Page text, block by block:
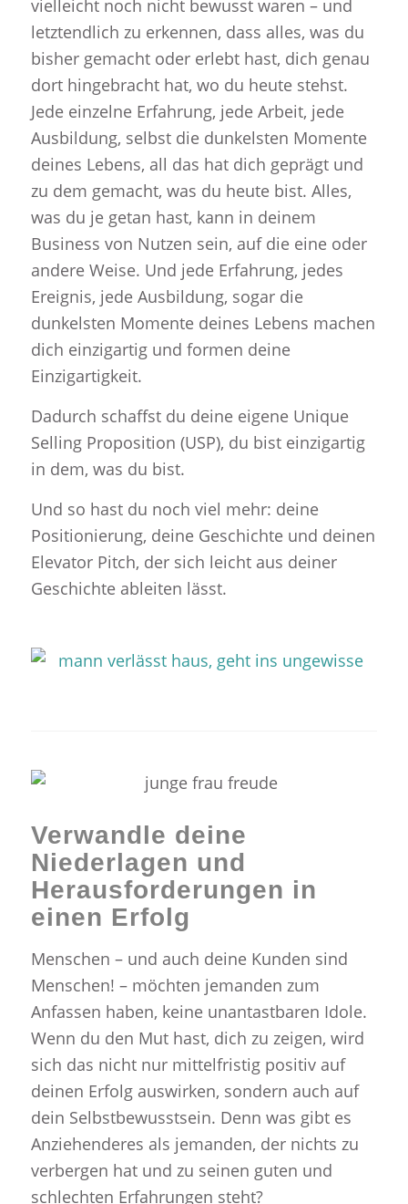
vielleicht noch nicht bewusst waren – und
letztendlich zu erkennen, dass alles, was du
bisher gemacht oder erlebt hast, dich genau
dort hingebracht hat, wo du heute stehst.
Jede einzelne Erfahrung, jede Arbeit, jede
Ausbildung, selbst die dunkelsten Momente
deines Lebens, all das hat dich geprägt und
zu dem gemacht, was du heute bist. Alles,
was du je getan hast, kann in deinem
Business von Nutzen sein, auf die eine oder
andere Weise. Und jede Erfahrung, jedes
Ereignis, jede Ausbildung, sogar die
dunkelsten Momente deines Lebens machen
dich einzigartig und formen deine
Einzigartigkeit.
Dadurch schaffst du deine eigene Unique
Selling Proposition (USP), du bist einzigartig
in dem, was du bist.
Und so hast du noch viel mehr: deine
Positionierung, deine Geschichte und deinen
Elevator Pitch, der sich leicht aus deiner
Geschichte ableiten lässt.
Verwandle deine
Niederlagen und
Herausforderungen in
einen Erfolg
Menschen – und auch deine Kunden sind
Menschen! – möchten jemanden zum
Anfassen haben, keine unantastbaren Idole.
Wenn du den Mut hast, dich zu zeigen, wird
sich das nicht nur mittelfristig positiv auf
deinen Erfolg auswirken, sondern auch auf
dein Selbstbewusstsein. Denn was gibt es
Anziehenderes als jemanden, der nichts zu
verbergen hat und zu seinen guten und
schlechten Erfahrungen steht?